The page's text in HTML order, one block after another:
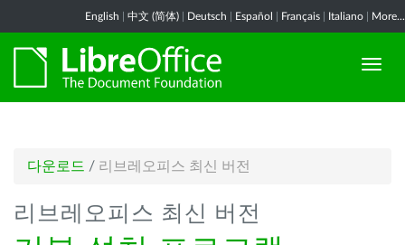
English 中文 (简体) Deutsch Español Français Italiano More...
다운로드 / 리브레오피스 최신 버전
리브레오피스 최신 버전